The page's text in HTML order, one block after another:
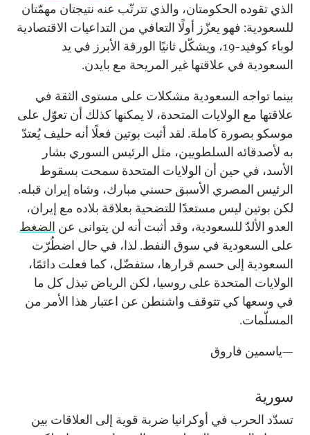
الذي تقوده الحكومتان، والذي تترتّب عنه نتيجتان مهمّتان
للسعودية: فهو يعزّز أولًا التعافي من التداعيات الاقتصادية
لوباء كوفيد-19، ويشكّل ثانيًا الورقة الأبرز في يد
السعودية في علاقتها غير المريحة مع بايدن.
بينما تواجه السعودية مشكلات على مستوى الثقة في
علاقتها مع الولايات المتحدة، لا يمكنها كذلك أن تعوّل على
موسكو بصورة كاملة. لقد أثبت بوتين فعلًا أنه حليف يُعتدّ
به لأصدقائه السلطويين، مثل الرئيس السوري بشار
الأسد، في حين أن الولايات المتحدة سمحت بسقوط
الرئيس المصري الأسبق حسني مبارك، وشاه إيران قبله.
لكن بوتين ليس مستعدًا للتضحية بعلاقة بلاده مع إيران،
العدو الألدّ للسعودية، وقد أثبت أنه لن يتوانى عن الضغط
على السعودية في سوق النفط. لذا، في حال اضطُرّت
السعودية إلى حسم قرارها، ستفضّل، كما فعلت دائمًا،
الولايات المتحدة على روسيا، لكن الرياض تبذل كل ما
في وسعها كي تتوقف واشنطن عن اعتبار هذا الأمر من
المسلّمات.
—ياسمين فاروق
سورية
تسدّد الحرب في أوكرانيا ضربة قوية إلى العلاقات بين